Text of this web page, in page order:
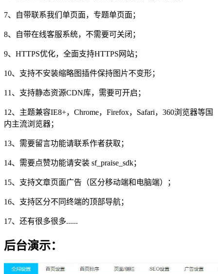
7、自带联系我们单页面，专题单页面；
8、自带在线客服系统，不需要可关闭；
9、HTTPS优化，全面支持HTTPS网站；
10、支持不安装缩略图插件保持图片不变形；
11、支持静态资源CDN库，需要可开启；
12、主题兼容IE8+，Chrome，Firefox，Safari，360浏览器等国
内主流浏览器；
13、需要留言功能请联系作者获取；
14、需要点赞功能请安装 sf_praise_sdk；
15、支持文章页面广告（区分移动端和电脑端）；
16、支持区分不同终端的顶部导航；
17、还有很多很多......
后台演示：